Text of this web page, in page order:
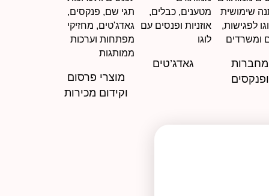
מחברות
ופנקסים
גאדג’טים
מוצרי פרסום
וקידום מכירות